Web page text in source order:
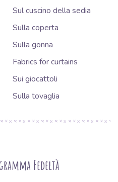
Sul cuscino della sedia
Sulla coperta
Sulla gonna
Fabrics for curtains
Sui giocattoli
Sulla tovaglia
Fedeltà